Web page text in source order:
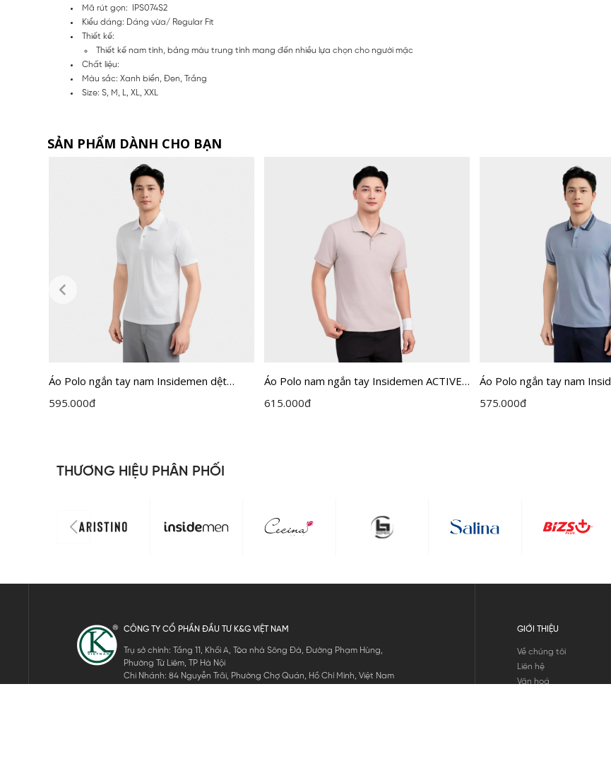
Mã rút gọn: IPS074S2
Kiểu dáng: Dáng vừa/ Regular Fit
Thiết kế:
Thiết kế nam tính, bảng màu trung tính mang đến nhiều lựa chọn cho người mặc
Chất liệu:
Màu sắc: Xanh biển, Đen, Trắng
Size: S, M, L, XL, XXL
SẢN PHẨM DÀNH CHO BẠN
Áo Polo ngắn tay nam Insidemen dệt
Jacquard dáng Regular Fit IPS118MAH0
595.000đ
Áo Polo nam ngắn tay Insidemen ACTIVE
IPS112EDP01
615.000đ
Áo Polo ngắn tay nam
Regular Fit IPS119MAH0
575.000đ
THƯƠNG HIỆU PHÂN PHỐI
CÔNG TY CỔ PHẦN ĐẦU TƯ K&G VIỆT NAM
Trụ sở chính: Tầng 11, Khối A, Tòa nhà Sông Đà, Đường Phạm Hùng,
Phường Từ Liêm, TP Hà Nội
Chi Nhánh: 84 Nguyễn Trãi, Phường Chợ Quán, Hồ Chí Minh, Việt Nam
GIỚI THIỆU
Về chúng tôi
Liên hệ
Văn hoá